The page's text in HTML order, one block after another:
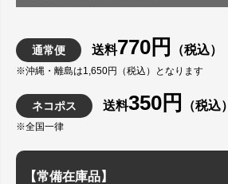
通常便 送料770円 （税込）
※沖縄・離島は1,650円（税込）となります
ネコポス 送料350円 （税込）
※全国一律
【常備在庫品】